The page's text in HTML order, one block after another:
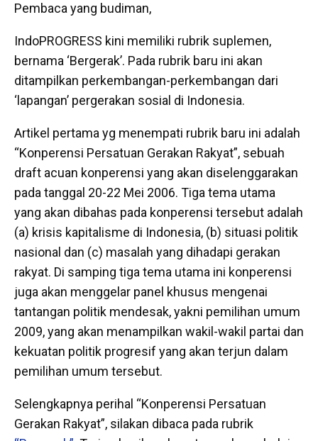
Pembaca yang budiman,
IndoPROGRESS kini memiliki rubrik suplemen,
bernama ‘Bergerak’. Pada rubrik baru ini akan
ditampilkan perkembangan-perkembangan dari
‘lapangan’ pergerakan sosial di Indonesia.
Artikel pertama yg menempati rubrik baru ini adalah
“Konperensi Persatuan Gerakan Rakyat”, sebuah
draft acuan konperensi yang akan diselenggarakan
pada tanggal 20-22 Mei 2006. Tiga tema utama
yang akan dibahas pada konperensi tersebut adalah
(a) krisis kapitalisme di Indonesia, (b) situasi politik
nasional dan (c) masalah yang dihadapi gerakan
rakyat. Di samping tiga tema utama ini konperensi
juga akan menggelar panel khusus mengenai
tantangan politik mendesak, yakni pemilihan umum
2009, yang akan menampilkan wakil-wakil partai dan
kekuatan politik progresif yang akan terjun dalam
pemilihan umum tersebut.
Selengkapnya perihal “Konperensi Persatuan
Gerakan Rakyat”, silakan dibaca pada rubrik